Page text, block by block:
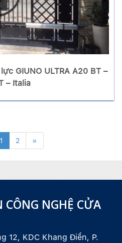
GIUNO ULTRA A20 BT –
– Italia
1 2 »
CÔNG NGHỆ CỬA
12, KDC Khang Điền, P.